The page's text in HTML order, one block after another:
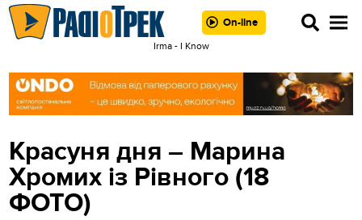
On-line
Irma - I Know
Красуня дня – Марина
Хромих із Рівного (18
ФОТО)